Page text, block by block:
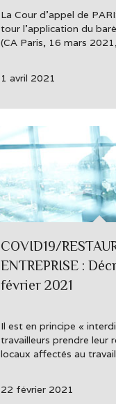
La Cour d’appel de
tour l’application du
(CA Paris, 16 mars
1 avril 2021
COVID19/
ENTREPRISE :
février 2021
Il est en principe «
travailleurs prendre leur
locaux affectés au
22 février 2021